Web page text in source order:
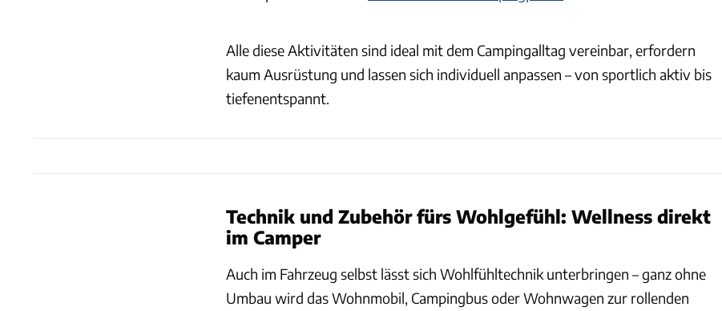
Alle diese Aktivitäten sind ideal mit dem Campingalltag vereinbar, erfordern
kaum Ausrüstung und lassen sich individuell anpassen – von sportlich aktiv bis
tiefenentspannt.
Technik und Zubehör fürs Wohlgefühl: Wellness direkt
im Camper
Auch im Fahrzeug selbst lässt sich Wohlfühltechnik unterbringen – ganz ohne
Umbau wird das Wohnmobil, Campingbus oder Wohnwagen zur rollenden